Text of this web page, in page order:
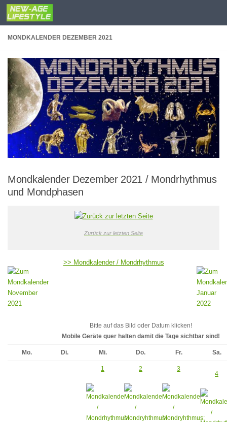
Zum Inhalt springen
MONDKALENDER DEZEMBER 2021
Mondkalender Dezember 2021 / Mondrhythmus
und Mondphasen
Zurück zur letzten Seite
>> Mondkalender / Mondrhythmus
Bitte auf das Bild oder Datum klicken!
Mobile Geräte quer halten damit die Tage sichtbar sind!
Mo. Di. Mi. Do. Fr. Sa.
1 2
3
4